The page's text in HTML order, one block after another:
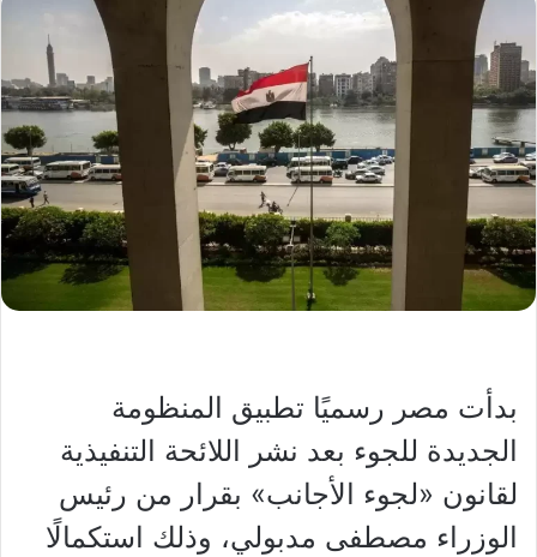
بدأت مصر رسميًا تطبيق المنظومة
الجديدة للجوء بعد نشر اللائحة التنفيذية
لقانون «لجوء الأجانب» بقرار من رئيس
الوزراء مصطفى مدبولي، وذلك استكمالًا